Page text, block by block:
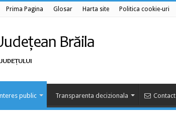
Prima Pagina Glosar Harta site Politica cookie-uri
public Transparenta decizionala Contact